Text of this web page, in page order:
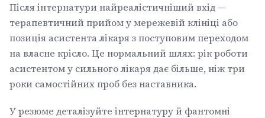
Після інтернатури найреалістичніший вхід —
терапевтичний прийом у мережевій клініці або
позиція асистента лікаря з поступовим переходом
на власне крісло. Це нормальний шлях: рік роботи
асистентом у сильного лікаря дає більше, ніж три
роки самостійних проб без наставника.
У резюме деталізуйте інтернатуру й фантомні